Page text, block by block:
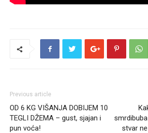
Previous article
OD 6 KG VIŠANJA DOBIJEM 10
TEGLI DŽEMA – gust, sjajan i
pun voća!
stvar